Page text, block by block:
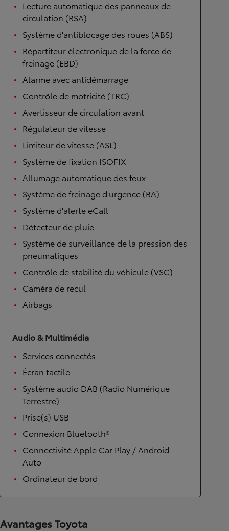
Lecture automatique des panneaux de
circulation (RSA)
Système d'antiblocage des roues (ABS)
Répartiteur électronique de la force de
freinage (EBD)
Alarme avec antidémarrage
Contrôle de motricité (TRC)
Avertisseur de circulation avant
Régulateur de vitesse
Limiteur de vitesse (ASL)
Système de fixation ISOFIX
Allumage automatique des feux
Système de freinage d'urgence (BA)
Système d'alerte eCall
Détecteur de pluie
Système de surveillance de la pression des
pneumatiques
Contrôle de stabilité du véhicule (VSC)
Caméra de recul
Airbags
Audio & Multimédia
Services connectés
Écran tactile
Système audio DAB (Radio Numérique
Terrestre)
Prise(s) USB
Connexion Bluetooth®
Connectivité Apple Car Play / Android
Auto
Ordinateur de bord
Avantages Toyota